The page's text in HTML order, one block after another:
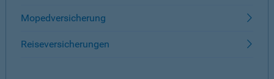
Mopedversicherung
Reiseversicherungen